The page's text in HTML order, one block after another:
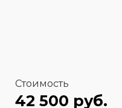
Стоимость
42 500 руб.